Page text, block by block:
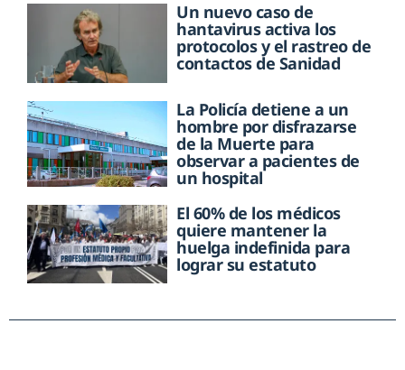
Un nuevo caso de
hantavirus activa los
protocolos y el rastreo de
contactos de Sanidad
La Policía detiene a un
hombre por disfrazarse
de la Muerte para
observar a pacientes de
un hospital
El 60% de los médicos
quiere mantener la
huelga indefinida para
lograr su estatuto